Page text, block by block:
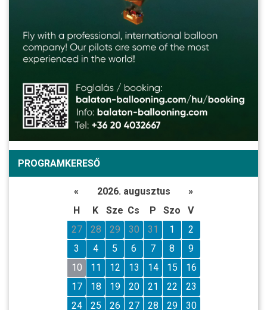
PROGRAMKERESŐ
« 2026. augusztus
»
H
K Sze Cs P Szo
V
27
28 29 30 31 1
2
3
4 5 6 7 8
9
10
11 12 13 14 15
16
17
18 19 20 21 22
23
24
25 26 27 28 29 30